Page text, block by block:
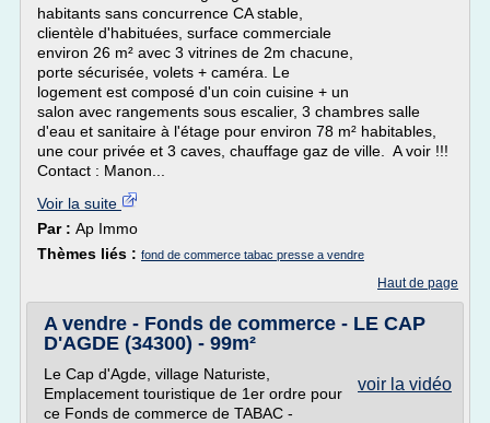
habitants sans concurrence CA stable,
clientèle d'habituées, surface commerciale
environ 26 m² avec 3 vitrines de 2m chacune,
porte sécurisée, volets + caméra. Le
logement est composé d'un coin cuisine + un
salon avec rangements sous escalier, 3 chambres salle
d'eau et sanitaire à l'étage pour environ 78 m² habitables,
une cour privée et 3 caves, chauffage gaz de ville. A voir !!!
Contact : Manon...
Voir la suite
Par : Ap Immo
Thèmes liés : fond de commerce tabac presse a vendre
Haut de page
A vendre - Fonds de commerce - LE CAP
D'AGDE (34300) - 99m²
voir la vidéo
Le Cap d'Agde, village Naturiste,
Emplacement touristique de 1er ordre pour
ce Fonds de commerce de TABAC -